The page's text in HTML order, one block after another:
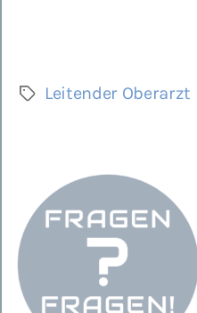
Schlagwörter
Leitender Oberarzt